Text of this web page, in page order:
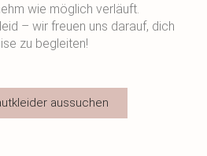
wie möglich verläuft.
– wir freuen uns darauf, dich
zu begleiten!
aussuchen